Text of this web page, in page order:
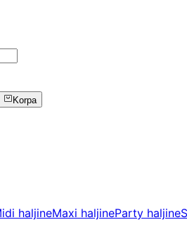
Korpa
haljineMaxi haljineParty haljine